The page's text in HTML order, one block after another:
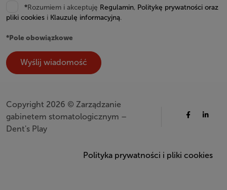
*Rozumiem i akceptuję Regulamin, Politykę prywatności oraz
pliki cookies i Klauzulę informacyjną.
*Pole obowiązkowe
Copyright 2026 © Zarządzanie
gabinetem stomatologicznym –
Dent's Play
Polityka prywatności i pliki cookies